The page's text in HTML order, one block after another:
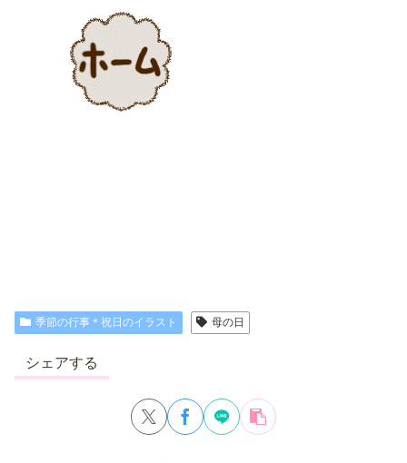
季節の行事＊祝日のイラスト 母の日
シェアする